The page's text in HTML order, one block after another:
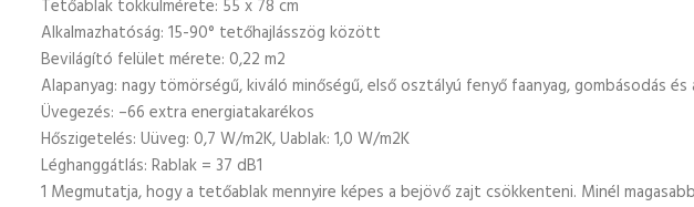
Tetőablak tokkülmérete: 55 x 78 cm
Alkalmazhatóság: 15-90° tetőhajlásszög között
Bevilágító felület mérete: 0,22 m2
Alapanyag: nagy tömörségű, kiváló minőségű, első osztályú fenyő faanyag,
Üvegezés: –66 extra energiatakarékos
Hőszigetelés: Uüveg: 0,7 W/m2K, Uablak: 1,0 W/m2K
Léghanggátlás: Rablak = 37 dB1
1 Megmutatja, hogy a tetőablak mennyire képes a bejövő zajt csökkenteni. Minél